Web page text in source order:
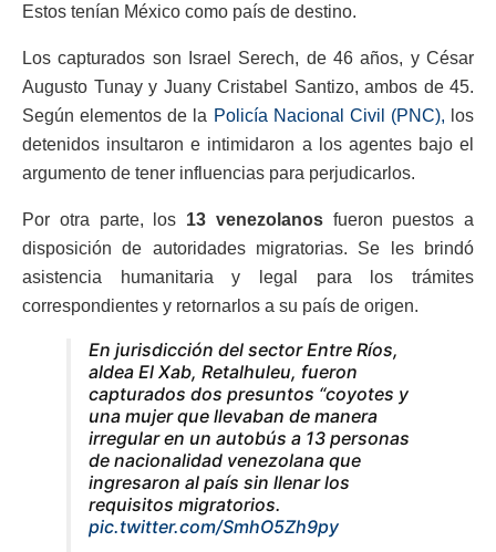
Estos tenían México como país de destino.
Los capturados son Israel Serech, de 46 años, y César
Augusto Tunay y Juany Cristabel Santizo, ambos de 45.
Según elementos de la Policía Nacional Civil (PNC), los
detenidos insultaron e intimidaron a los agentes bajo el
argumento de tener influencias para perjudicarlos.
Por otra parte, los 13 venezolanosfueron puestos a
disposición de autoridades migratorias. Se les brindó
asistencia humanitaria y legal para los trámites
correspondientes y retornarlos a su país de origen.
En jurisdicción del sector Entre Ríos,
aldea El Xab, Retalhuleu, fueron
capturados dos presuntos “coyotes y
una mujer que llevaban de manera
irregular en un autobús a 13 personas
de nacionalidad venezolana que
ingresaron al país sin llenar los
requisitos migratorios.
pic.twitter.com/SmhO5Zh9py